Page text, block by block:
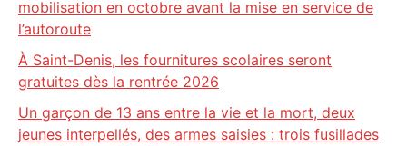
mobilisation en octobre avant la mise en service de
l’autoroute
À Saint-Denis, les fournitures scolaires seront
gratuites dès la rentrée 2026
Un garçon de 13 ans entre la vie et la mort, deux
jeunes interpellés, des armes saisies : trois fusillades